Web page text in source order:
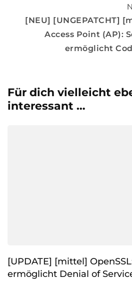
[NEU] [UNGEPATCHT]
Access Point (AP):
ermöglicht
Für dich vielleicht
interessant …
[UPDATE] [mittel]
ermöglicht Denial of